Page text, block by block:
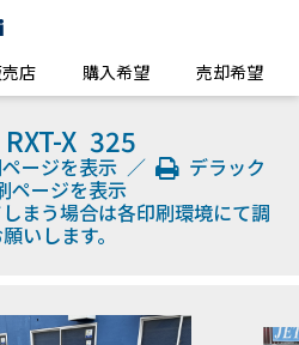
店 購入希望 売却希望
X 325
ージを表示 ／
デラック
ページを表示
まう場合は各印刷環境にて調
いします。